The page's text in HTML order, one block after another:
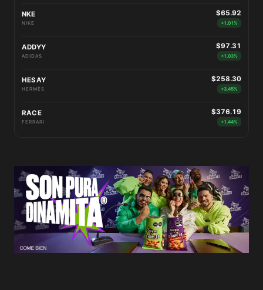
NKE
NIKE
$65.92
+1.01%
ADDYY
ADIDAS
$97.31
+1.03%
HESAY
HERMÈS
$258.30
+3.45%
RACE
FERRARI
$376.19
+1.44%